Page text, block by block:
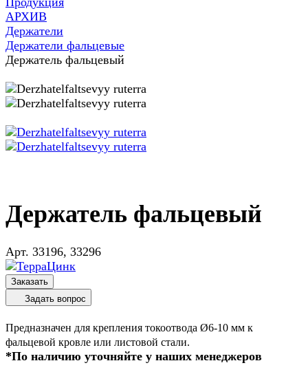
АРХИВ
Держатели
Держатели фальцевые
Держатель фальцевый
Держатель фальцевый
Арт. 33196, 33296
Заказать
Задать вопрос
Предназначен для крепления токоотвода Ø6-10 мм к
фальцевой кровле или листовой стали.
*По наличию уточняйте у наших менеджеров